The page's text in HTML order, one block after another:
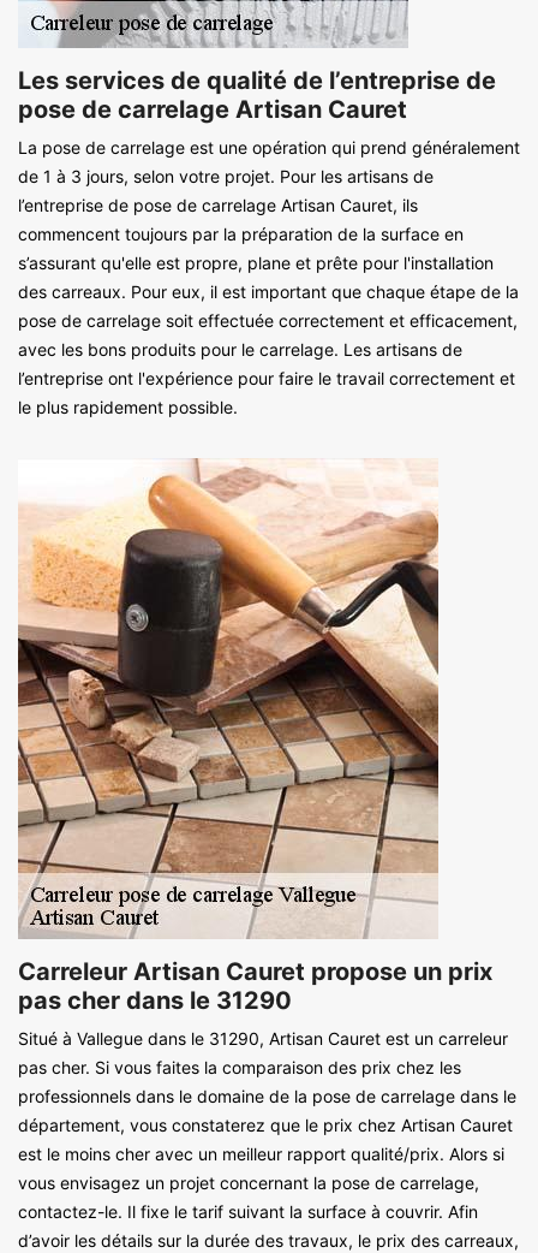
Les services de qualité de l’entreprise de
pose de carrelage Artisan Cauret
La pose de carrelage est une opération qui prend généralement
de 1 à 3 jours, selon votre projet. Pour les artisans de
l’entreprise de pose de carrelage Artisan Cauret, ils
commencent toujours par la préparation de la surface en
s’assurant qu'elle est propre, plane et prête pour l'installation
des carreaux. Pour eux, il est important que chaque étape de la
pose de carrelage soit effectuée correctement et efficacement,
avec les bons produits pour le carrelage. Les artisans de
l’entreprise ont l'expérience pour faire le travail correctement et
le plus rapidement possible.
Carreleur Artisan Cauret propose un prix
pas cher dans le 31290
Situé à Vallegue dans le 31290, Artisan Cauret est un carreleur
pas cher. Si vous faites la comparaison des prix chez les
professionnels dans le domaine de la pose de carrelage dans le
département, vous constaterez que le prix chez Artisan Cauret
est le moins cher avec un meilleur rapport qualité/prix. Alors si
vous envisagez un projet concernant la pose de carrelage,
contactez-le. Il fixe le tarif suivant la surface à couvrir. Afin
d’avoir les détails sur la durée des travaux, le prix des carreaux,